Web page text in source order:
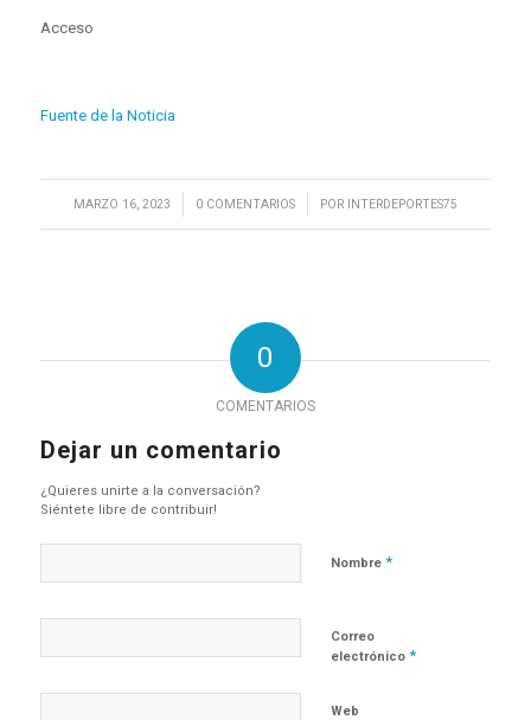
Acceso
Fuente de la Noticia
MARZO 16, 2023
/ 0 COMENTARIOS
/ POR INTERDEPORTES75
0
COMENTARIOS
Dejar un comentario
¿Quieres unirte a la conversación?
Siéntete libre de contribuir!
Nombre *
Correo
electrónico *
Web